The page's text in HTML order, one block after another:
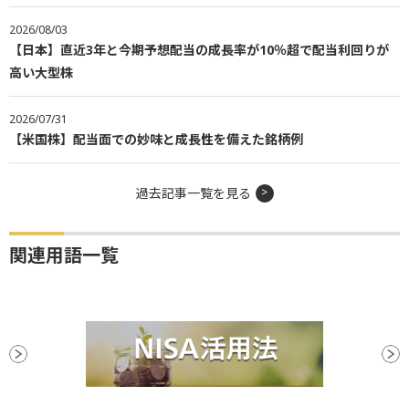
2026/08/03
【日本】直近3年と今期予想配当の成長率が10％超で配当利回りが
高い大型株
2026/07/31
【米国株】配当面での妙味と成長性を備えた銘柄例
過去記事一覧を見る
関連用語一覧